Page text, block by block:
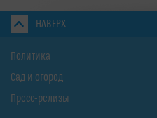
НАВЕРХ
Политика
Сад и огород
Пресс-релизы